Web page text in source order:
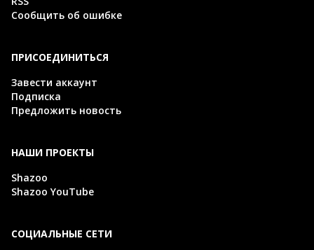
Сообщить об ошибке
ПРИСОЕДИНИТЬСЯ
Завести аккаунт
Подписка
Предложить новость
НАШИ ПРОЕКТЫ
Shazoo
Shazoo YouTube
СОЦИАЛЬНЫЕ СЕТИ